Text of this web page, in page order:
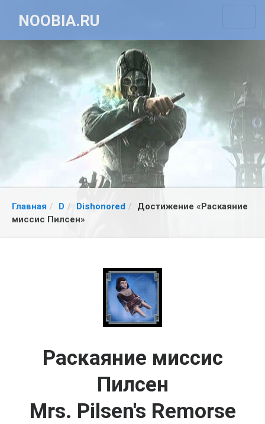
NOOBIA.RU
Главная D Dishonored
Достижение «Раскаяние
миссис Пилсен»
Раскаяние миссис
Пилсен
Mrs. Pilsen's Remorse